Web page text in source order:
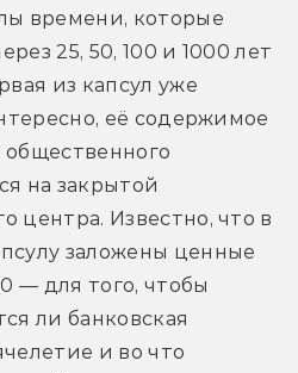
времени, которые
25, 50, 100 и 1000 лет
из капсул уже
её содержимое
на закрытой
центра. Известно, что в
заложены ценные
— для того, чтобы
ли банковская
и во что